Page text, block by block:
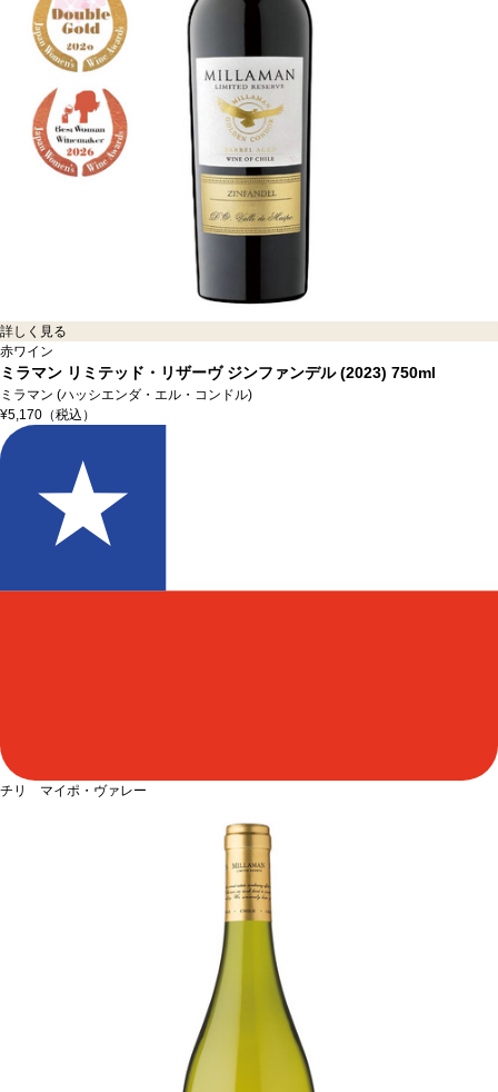
詳しく見る
赤ワイン
ミラマン リミテッド・リザーヴ ジンファンデル (2023) 750ml
ミラマン (ハッシエンダ・エル・コンドル)
¥5,170 （税込）
チリ マイポ・ヴァレー